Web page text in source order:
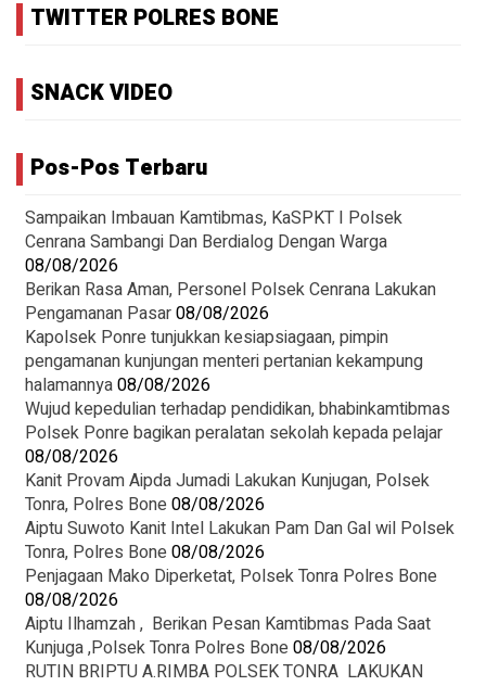
TWITTER POLRES BONE
SNACK VIDEO
Pos-Pos Terbaru
‎Sampaikan Imbauan Kamtibmas, KaSPKT I Polsek
Cenrana Sambangi Dan Berdialog Dengan Warga
08/08/2026
‎Berikan Rasa Aman, Personel Polsek Cenrana Lakukan
Pengamanan Pasar08/08/2026
Kapolsek Ponre tunjukkan kesiapsiagaan, pimpin
pengamanan kunjungan menteri pertanian kekampung
halamannya08/08/2026
Wujud kepedulian terhadap pendidikan, bhabinkamtibmas
Polsek Ponre bagikan peralatan sekolah kepada pelajar
08/08/2026
Kanit Provam Aipda Jumadi Lakukan Kunjugan, Polsek
Tonra, Polres Bone08/08/2026
Aiptu Suwoto Kanit Intel Lakukan Pam Dan Gal wil Polsek
Tonra, Polres Bone08/08/2026
Penjagaan Mako Diperketat, Polsek Tonra Polres Bone
08/08/2026
Aiptu Ilhamzah , Berikan Pesan Kamtibmas Pada Saat
Kunjuga ,Polsek Tonra Polres Bone08/08/2026
RUTIN BRIPTU A.RIMBA POLSEK TONRA LAKUKAN